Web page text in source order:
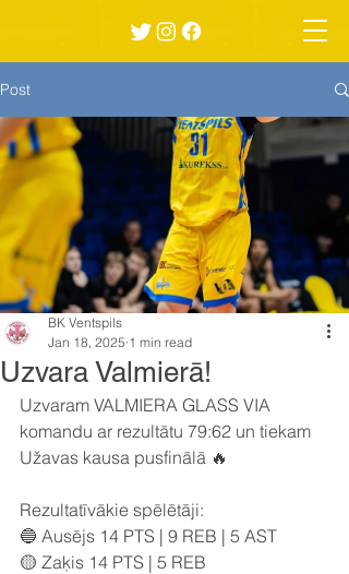
Post
Uzvara Valmierā!
BK Ventspils
Jan 18, 2025 1 min read
Uzvaram VALMIERA GLASS VIA
komandu ar rezultātu 79:62 un tiekam
Užavas kausa pusfinālā 🔥
Rezultatīvākie spēlētāji:
🔵 Ausējs 14 PTS | 9 REB | 5 AST
🟡 Zaķis 14 PTS | 5 REB